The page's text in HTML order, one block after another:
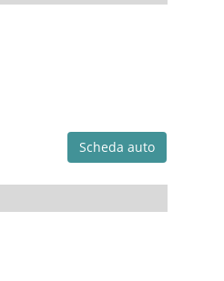
Scheda auto